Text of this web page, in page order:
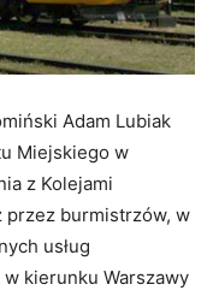
Adam Lubiak
Miejskiego w
z Kolejami
przez burmistrzów, w
usług
kierunku Warszawy